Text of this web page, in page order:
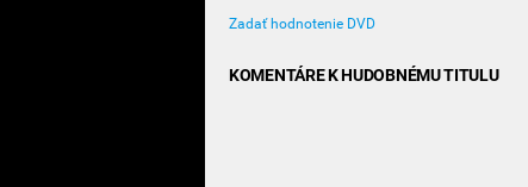
Zadať hodnotenie DVD
KOMENTÁRE K HUDOBNÉMU TITULU